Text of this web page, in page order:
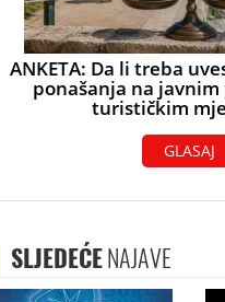
ANKETA: Da li treba
ponašanja na
turističkim
GLASAJ
SLJEDEĆENAJAVE